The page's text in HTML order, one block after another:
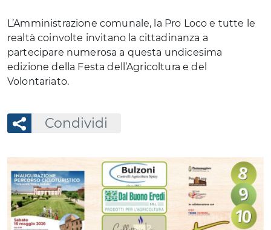
L’Amministrazione comunale, la Pro Loco e tutte le
realtà coinvolte invitano la cittadinanza a
partecipare numerosa a questa undicesima
edizione della Festa dell’Agricoltura e del
Volontariato.
Condividi